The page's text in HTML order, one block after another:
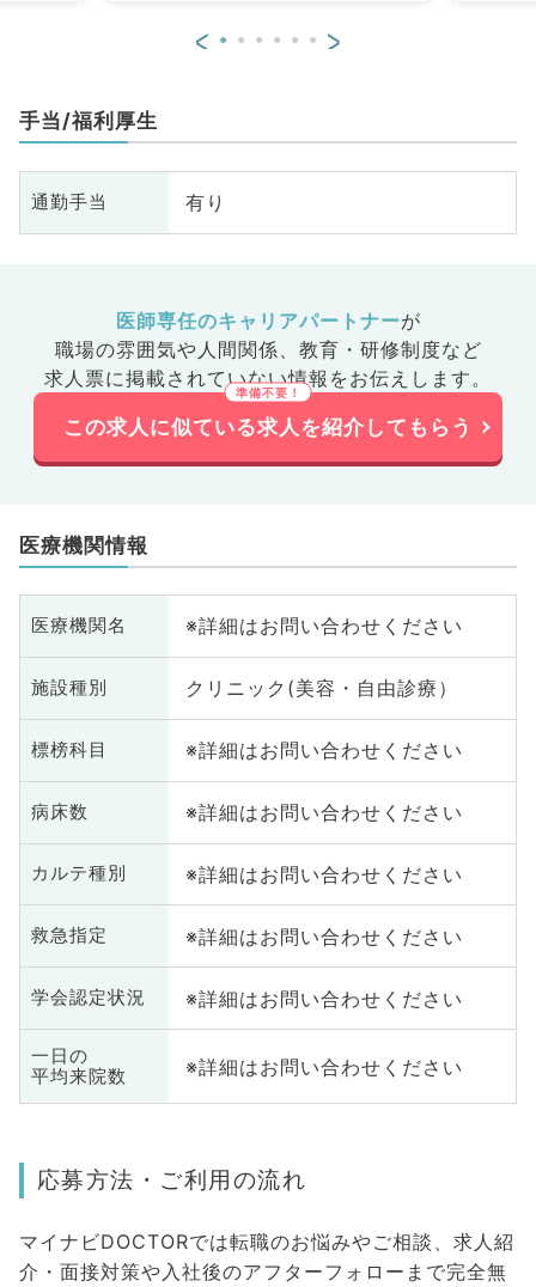
< >
手当/福利厚生
通勤手当 有り
医師専任のキャリアパートナーが
職場の雰囲気や人間関係、 教育・研修制度など
求人票に掲載されていない情報をお伝えします。
この求人に似ている求人を紹介してもらう
医療機関情報
医療機関名 ※詳細はお問い合わせください
施設種別 クリニック(美容・自由診療）
標榜科目 ※詳細はお問い合わせください
病床数 ※詳細はお問い合わせください
カルテ種別 ※詳細はお問い合わせください
救急指定 ※詳細はお問い合わせください
学会認定状況 ※詳細はお問い合わせください
一日の
平均来院数
※詳細はお問い合わせください
応募方法・ご利用の流れ
マイナビDOCTORでは転職のお悩みやご相談、求人紹
介・面接対策や入社後のアフターフォローまで完全無